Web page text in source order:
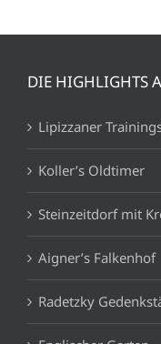
DIE HIGHLIGHTS
Lipizzaner
Koller’s Oldtimer
Steinzeitdorf mit
Aigner’s Falkenhof
Radetzky